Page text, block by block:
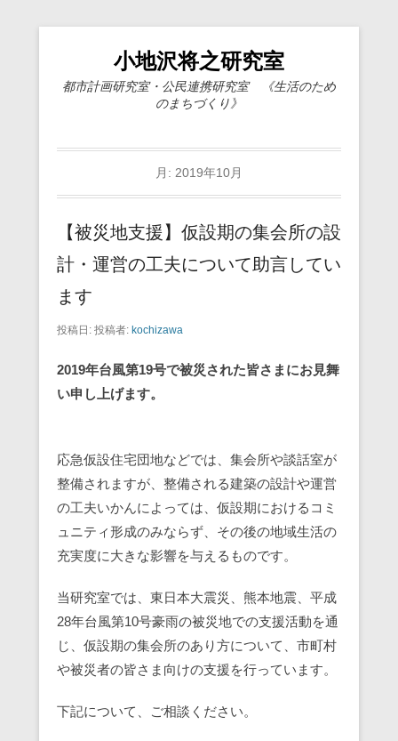
小地沢将之研究室
都市計画研究室・公民連携研究室 《生活のため
のまちづくり》
月: 2019年10月
【被災地支援】仮設期の集会所の設
計・運営の工夫について助言してい
ます
投稿日: 投稿者: kochizawa
2019年台風第19号で被災された皆さまにお見舞
い申し上げます。
応急仮設住宅団地などでは、集会所や談話室が
整備されますが、整備される建築の設計や運営
の工夫いかんによっては、仮設期におけるコミ
ュニティ形成のみならず、その後の地域生活の
充実度に大きな影響を与えるものです。
当研究室では、東日本大震災、熊本地震、平成
28年台風第10号豪雨の被災地での支援活動を通
じ、仮設期の集会所のあり方について、市町村
や被災者の皆さま向けの支援を行っています。
下記について、ご相談ください。